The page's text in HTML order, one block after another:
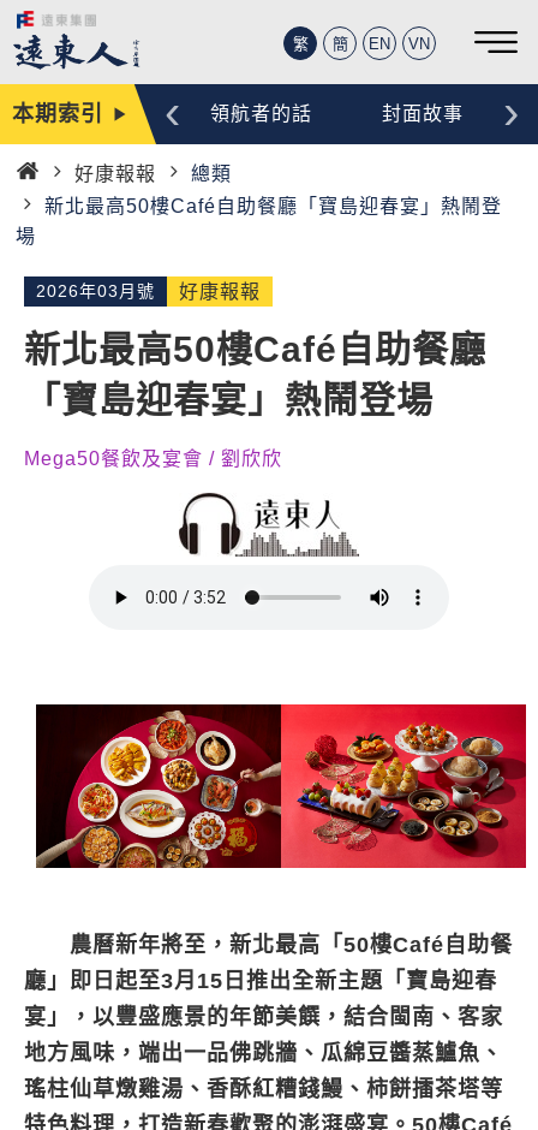
繁 簡 EN VN
本期索引編輯手記 領航者的話 封面故事
‹ ›
首
頁
好康報報
總類
新北最高50樓Café自助餐廳「寶島迎春宴」熱鬧登
場
2026年03月號 好康報報
新北最高50樓Café自助餐廳
「寶島迎春宴」熱鬧登場
Mega50餐飲及宴會 / 劉欣欣
農曆新年將至，新北最高「50樓Café自助餐
廳」即日起至3月15日推出全新主題「寶島迎春
宴」，以豐盛應景的年節美饌，結合閩南、客家
地方風味，端出一品佛跳牆、瓜綿豆醬蒸鱸魚、
瑤柱仙草燉雞湯、香酥紅糟錢鰻、柿餅擂茶塔等
特色料理，打造新春歡聚的澎湃盛宴。50樓Café